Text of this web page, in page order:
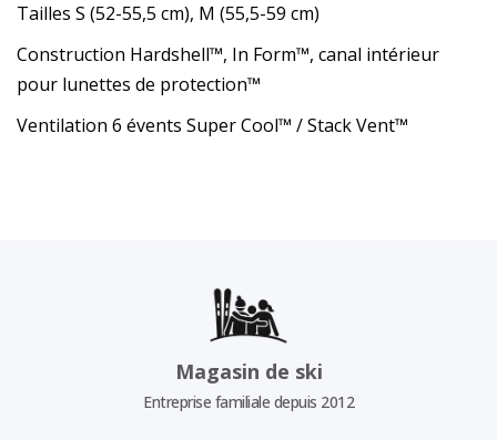
Tailles S (52-55,5 cm), M (55,5-59 cm)
Construction Hardshell™, In Form™, canal intérieur
pour lunettes de protection™
Ventilation 6 évents Super Cool™ / Stack Vent™
Magasin de ski
Entreprise familiale depuis 2012